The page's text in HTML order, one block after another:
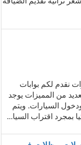
نقدم لكم بوابات
من المميزات يوجد
السيارات. ويتم
بمجرد اقتراب السيا...